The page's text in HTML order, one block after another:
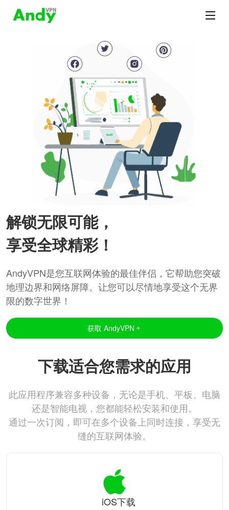
解锁无限可能，
享受全球精彩！
AndyVPN是您互联网体验的最佳伴侣，它帮助您突破
地理边界和网络屏障。让您可以尽情地享受这个无界
限的数字世界！
获取 AndyVPN
下载适合您需求的应用
此应用程序兼容多种设备，无论是手机、平板、电脑
还是智能电视，您都能轻松安装和使用。
通过一次订阅，即可在多个设备上同时连接，享受无
缝的互联网体验。
iOS下载